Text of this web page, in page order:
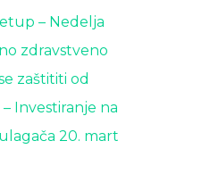
– Nedelja
zdravstveno
zaštititi od
Investiranje na
20. mart